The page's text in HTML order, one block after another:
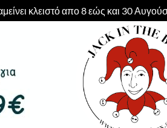
κλειστό απο 8 εώς και 30